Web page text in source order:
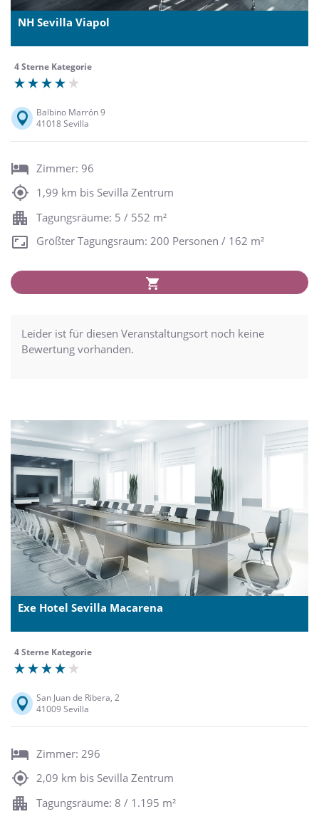
NH Sevilla Viapol
4 Sterne Kategorie
Balbino Marrón 9
41018 Sevilla
Zimmer: 96
1,99 km bis Sevilla Zentrum
Tagungsräume: 5 / 552 m²
Größter Tagungsraum: 200 Personen / 162 m²
Leider ist für diesen Veranstaltungsort noch keine
Bewertung vorhanden.
Exe Hotel Sevilla Macarena
4 Sterne Kategorie
San Juan de Ribera, 2
41009 Sevilla
Zimmer: 296
2,09 km bis Sevilla Zentrum
Tagungsräume: 8 / 1.195 m²